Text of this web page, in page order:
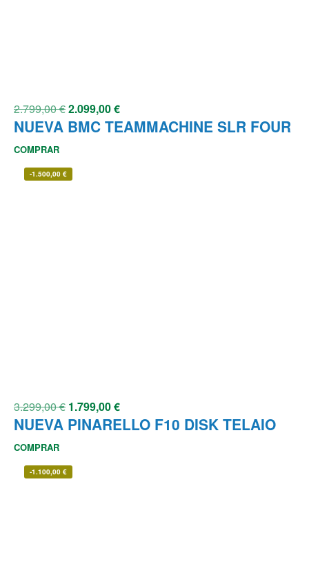
2.799,00€2.099,00€
NUEVA BMC TEAMMACHINE SLR FOUR
COMPRAR
-1.500,00 €
3.299,00€ 1.799,00€
NUEVA PINARELLO F10 DISK TELAIO
COMPRAR
-1.100,00 €